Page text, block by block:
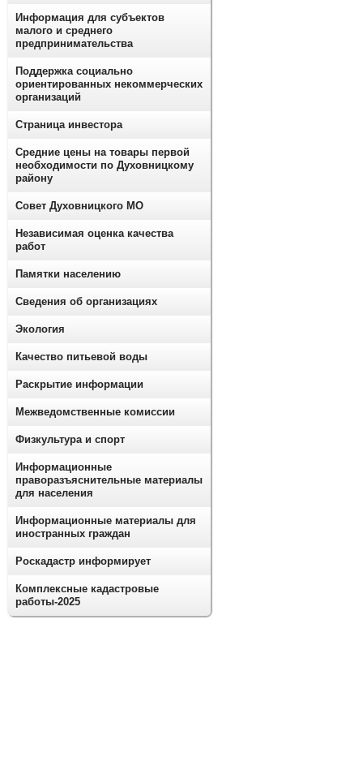
Информация для субъектов
малого и среднего
предпринимательства
Поддержка социально
ориентированных некоммерческих
организаций
Страница инвестора
Средние цены на товары первой
необходимости по Духовницкому
району
Совет Духовницкого МО
Независимая оценка качества
работ
Памятки населению
Сведения об организациях
Экология
Качество питьевой воды
Раскрытие информации
Межведомственные комиссии
Физкультура и спорт
Информационные
праворазъяснительные материалы
для населения
Информационные материалы для
иностранных граждан
Роскадастр информирует
Комплексные кадастровые
работы-2025